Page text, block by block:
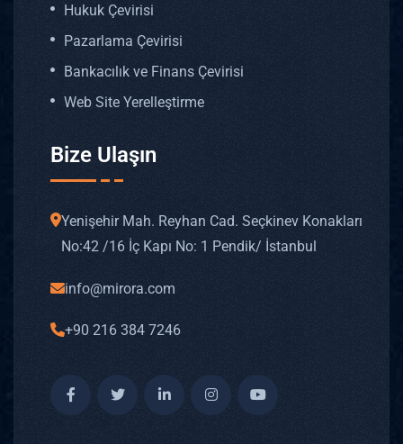
Hukuk Çevirisi
Pazarlama Çevirisi
Bankacılık ve Finans Çevirisi
Web Site Yerelleştirme
Bize Ulaşın
Yenişehir Mah. Reyhan Cad. Seçkinev Konakları
No: 42 /16 İç Kapı No: 1 Pendik/ İstanbul
info@mirora.com
+90 216 384 7246